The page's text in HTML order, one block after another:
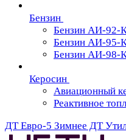
Бензин
Бензин АИ-92-
Бензин АИ-95-
Бензин АИ-98-
Керосин
Авиационный
Реактивное
ДТ Евро-5 Зимнее ДТ